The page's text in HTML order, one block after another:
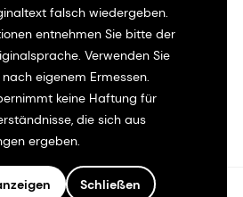
falsch wiedergeben.
entnehmen Sie bitte der
Verwenden Sie
eigenem Ermessen.
keine Haftung für
die sich aus
ergeben.
Schließen